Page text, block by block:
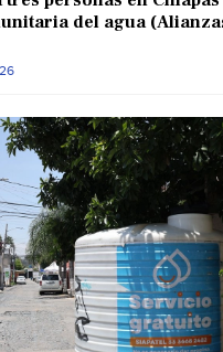
del agua